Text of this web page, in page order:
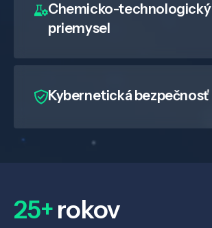
Chemicko-technologický
priemysel
Kybernetická bezpečnosť
25+rokov